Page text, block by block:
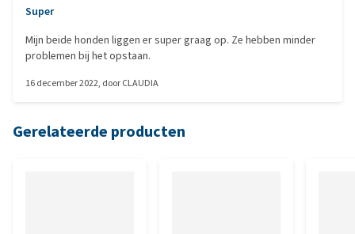
Super
Mijn beide honden liggen er super graag op. Ze hebben minder
problemen bij het opstaan.
16 december 2022, doorCLAUDIA
Gerelateerde producten